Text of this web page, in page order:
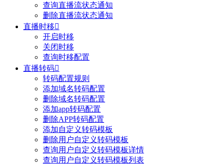
查询直播流状态通知
删除直播流状态通知
直播时移
开启时移
关闭时移
查询时移配置
直播转码
转码配置规则
添加域名转码配置
删除域名转码配置
添加app转码配置
删除APP转码配置
添加自定义转码模板
删除用户自定义转码模板
查询用户自定义转码模板详情
查询用户自定义转码模板列表